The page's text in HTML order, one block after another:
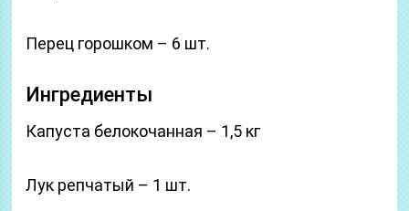
Перец горошком – 6 шт.
Ингредиенты
Капуста белокочанная – 1,5 кг
Лук репчатый – 1 шт.